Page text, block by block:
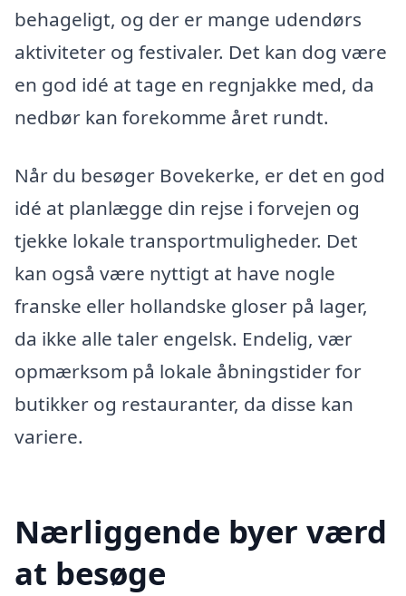
behageligt, og der er mange udendørs
aktiviteter og festivaler. Det kan dog være
en god idé at tage en regnjakke med, da
nedbør kan forekomme året rundt.
Når du besøger Bovekerke, er det en god
idé at planlægge din rejse i forvejen og
tjekke lokale transportmuligheder. Det
kan også være nyttigt at have nogle
franske eller hollandske gloser på lager,
da ikke alle taler engelsk. Endelig, vær
opmærksom på lokale åbningstider for
butikker og restauranter, da disse kan
variere.
Nærliggende byer værd
at besøge